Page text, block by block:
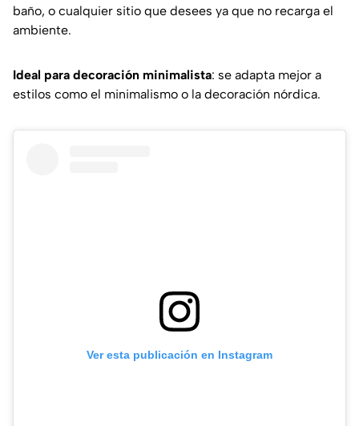
baño, o cualquier sitio que desees ya que no recarga el
ambiente.
Ideal para decoración minimalista: se adapta mejor a
estilos como el minimalismo o la decoración nórdica.
Ver esta publicación en Instagram